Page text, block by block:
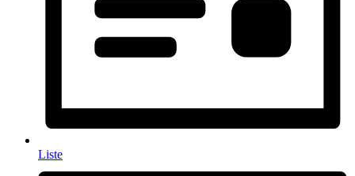
Liste